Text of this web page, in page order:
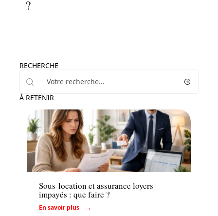
?
RECHERCHE
À RETENIR
Assurer
Sous-location et assurance loyers
impayés : que faire ?
En savoir plus